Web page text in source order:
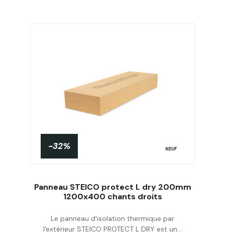
Acheter
-32% NEUF
Panneau STEICO protect L dry 200mm
1200x400 chants droits
Le panneau d'isolation thermique par
l'extérieur STEICO PROTECT L DRY est un...